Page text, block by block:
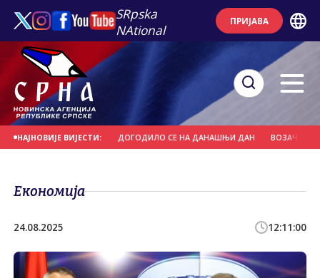
SRpska
NAtional
ПРИЈАВА
НАЈНОВИЈЕ ВИЈЕСТИ:
ПАНTЕЛЕЈМОН ДОГОДИЛО СЕ НА ДАНАШЊИ ДАН ВОЗАЧ
Економија
24.08.2025 12:11:00